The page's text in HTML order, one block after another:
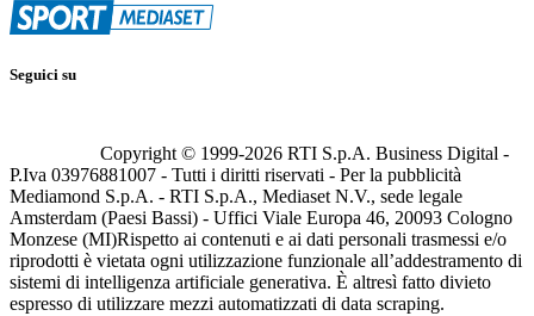
Seguici su
Copyright © 1999-2026 RTI S.p.A. Business Digital -
P.Iva 03976881007 - Tutti i diritti riservati - Per la pubblicità
Mediamond S.p.A. - RTI S.p.A., Mediaset N.V., sede legale
Amsterdam (Paesi Bassi) - Uffici Viale Europa 46, 20093 Cologno
Monzese (MI)Rispetto ai contenuti e ai dati personali trasmessi e/o
riprodotti è vietata ogni utilizzazione funzionale all’addestramento di
sistemi di intelligenza artificiale generativa. È altresì fatto divieto
espresso di utilizzare mezzi automatizzati di data scraping.